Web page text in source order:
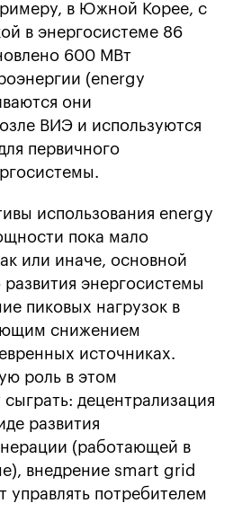
в Южной Корее, с
в энергосистеме 86
600 МВт
(energy
они
ВИЭ и используются
первичного
использования energy
пока мало
или иначе, основной
энергосистемы
пиковых нагрузок в
снижением
источниках.
роль в этом
децентрализация
развития
(работающей в
внедрение smart grid
управлять потребителем